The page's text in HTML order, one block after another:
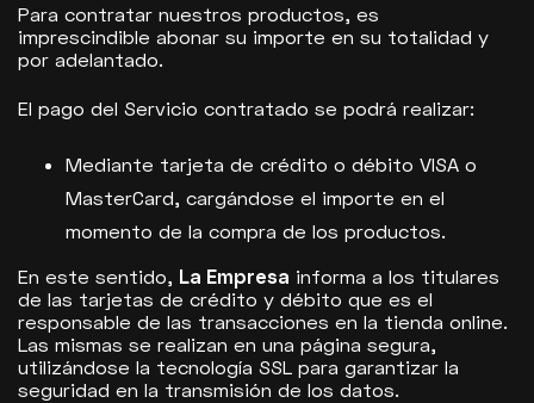
Para contratar nuestros productos, es
imprescindible abonar su importe en su totalidad y
por adelantado.
El pago del Servicio contratado se podrá realizar:
Mediante tarjeta de crédito o débito VISA o
MasterCard, cargándose el importe en el
momento de la compra de los productos.
En este sentido, La Empresa informa a los titulares
de las tarjetas de crédito y débito que es el
responsable de las transacciones en la tienda online.
Las mismas se realizan en una página segura,
utilizándose la tecnología SSL para garantizar la
seguridad en la transmisión de los datos.